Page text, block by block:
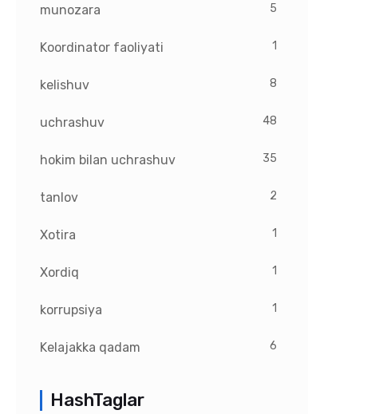
munozara 5
Koordinator faoliyati 1
kelishuv 8
uchrashuv 48
hokim bilan uchrashuv 35
tanlov 2
Xotira 1
Xordiq 1
korrupsiya 1
Kelajakka qadam 6
HashTaglar